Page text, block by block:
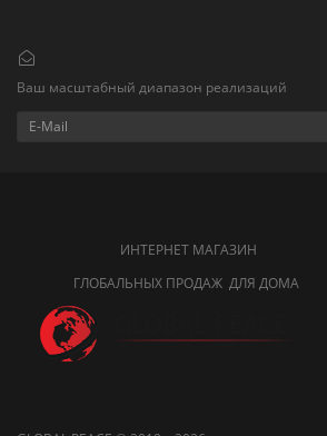
Ваш масштабный диапазон реализаций
ИНТЕРНЕТ МАГАЗИН
ГЛОБАЛЬНЫХ ПРОДАЖ ДЛЯ ДОМА